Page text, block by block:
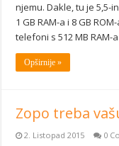
njemu. Dakle, tu je 5,5-
1 GB RAM-a i 8 GB
telefoni s 512 MB
Opširnije »
Zopo treba
2. Listopad 2015 0